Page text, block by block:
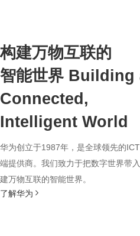
构建万物互联的
智能世界 Building
Connected,
Intelligent World
华为创立于1987年，是全球领先的
端提供商。我们致力于把数字世界带
建万物互联的智能世界。
了解华为